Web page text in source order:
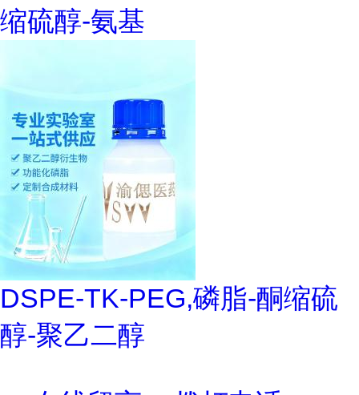
缩硫醇-氨基
DSPE-TK-PEG,磷脂-酮缩硫
醇-聚乙二醇